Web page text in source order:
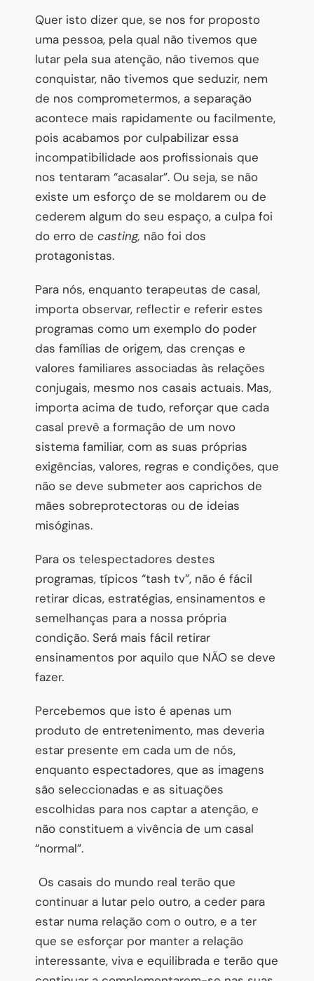
Quer isto dizer que, se nos for proposto
uma pessoa, pela qual não tivemos que
lutar pela sua atenção, não tivemos que
conquistar, não tivemos que seduzir, nem
de nos comprometermos, a separação
acontece mais rapidamente ou facilmente,
pois acabamos por culpabilizar essa
incompatibilidade aos profissionais que
nos tentaram “acasalar”. Ou seja, se não
existe um esforço de se moldarem ou de
cederem algum do seu espaço, a culpa foi
do erro de casting, não foi dos
protagonistas.
Para nós, enquanto terapeutas de casal,
importa observar, reflectir e referir estes
programas como um exemplo do poder
das famílias de origem, das crenças e
valores familiares associadas às relações
conjugais, mesmo nos casais actuais. Mas,
importa acima de tudo, reforçar que cada
casal prevê a formação de um novo
sistema familiar, com as suas próprias
exigências, valores, regras e condições, que
não se deve submeter aos caprichos de
mães sobreprotectoras ou de ideias
misóginas.
Para os telespectadores destes
programas, típicos “tash tv”, não é fácil
retirar dicas, estratégias, ensinamentos e
semelhanças para a nossa própria
condição. Será mais fácil retirar
ensinamentos por aquilo que NÃO se deve
fazer.
Percebemos que isto é apenas um
produto de entretenimento, mas deveria
estar presente em cada um de nós,
enquanto espectadores, que as imagens
são seleccionadas e as situações
escolhidas para nos captar a atenção, e
não constituem a vivência de um casal
“normal”.
Os casais do mundo real terão que
continuar a lutar pelo outro, a ceder para
estar numa relação com o outro, e a ter
que se esforçar por manter a relação
interessante, viva e equilibrada e terão que